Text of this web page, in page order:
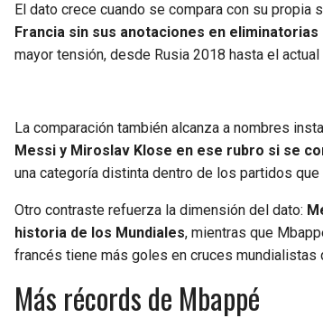
El dato crece cuando se compara con su propia
Francia sin sus anotaciones en
mayor tensión, desde Rusia 2018 hasta el
La comparación también alcanza a nombres
Messi y Miroslav Klose en ese rubro si se
una categoría distinta dentro de los partidos
Otro contraste refuerza la dimensión del dato:
historia de los Mundiales, mientras que
francés tiene más goles en cruces
Más récords de Mbappé